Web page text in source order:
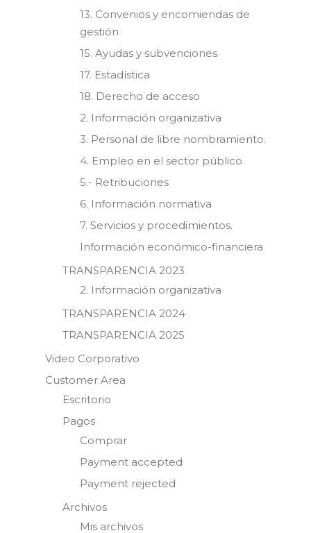
13. Convenios y encomiendas de
gestión
15. Ayudas y subvenciones
17. Estadística
18. Derecho de acceso
2. Información organizativa
3. Personal de libre nombramiento.
4. Empleo en el sector público
5.- Retribuciones
6. Información normativa
7. Servicios y procedimientos.
Información económico-financiera
TRANSPARENCIA 2023
2. Información organizativa
TRANSPARENCIA 2024
TRANSPARENCIA 2025
Video Corporativo
Customer Area
Escritorio
Pagos
Comprar
Payment accepted
Payment rejected
Archivos
Mis archivos